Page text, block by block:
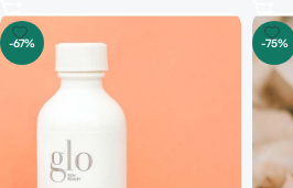
-67% -75%